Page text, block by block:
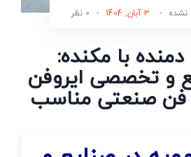
نشده - 3 آبان, 1404 - 0 نظر
با مکنده:
و تخصصی ایروفن
فن صنعتی مناسب